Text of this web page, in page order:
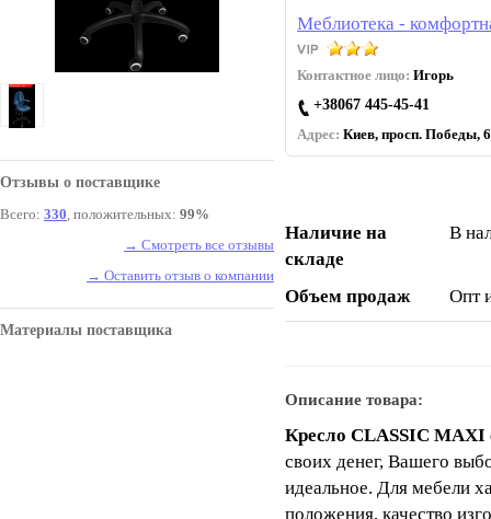
Отзывы о поставщике
Всего: 330, положительных: 99%
→ Смотреть все отзывы
→ Оставить отзыв о компании
Материалы поставщика
Меблиотека -
Контактное лицо: Игорь
+38067 445-45-41
Адрес: Киев, просп. Победы,
Наличие на
складе
В
Объем продаж Опт
Описание товара:
Кресло CLASSIC MAXI
своих денег, Вашего
идеальное. Для мебели
положения, качество